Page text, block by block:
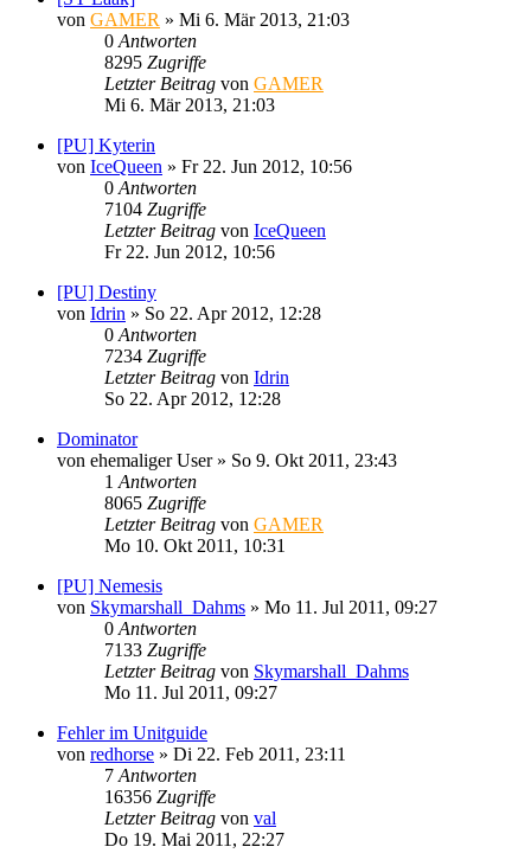
von GAMER » Mi 6. Mär 2013, 21:03
0 Antworten
8295 Zugriffe
Letzter Beitrag von GAMER
Mi 6. Mär 2013, 21:03
[PU] Kyterin
von IceQueen » Fr 22. Jun 2012, 10:56
0 Antworten
7104 Zugriffe
Letzter Beitrag von IceQueen
Fr 22. Jun 2012, 10:56
[PU] Destiny
von Idrin » So 22. Apr 2012, 12:28
0 Antworten
7234 Zugriffe
Letzter Beitrag von Idrin
So 22. Apr 2012, 12:28
Dominator
von ehemaliger User» So 9. Okt 2011, 23:43
1 Antworten
8065 Zugriffe
Letzter Beitrag von GAMER
Mo 10. Okt 2011, 10:31
[PU] Nemesis
von Skymarshall_Dahms » Mo 11. Jul 2011, 09:27
0 Antworten
7133 Zugriffe
Letzter Beitrag von Skymarshall_Dahms
Mo 11. Jul 2011, 09:27
Fehler im Unitguide
von redhorse » Di 22. Feb 2011, 23:11
7 Antworten
16356 Zugriffe
Letzter Beitrag von val
Do 19. Mai 2011, 22:27